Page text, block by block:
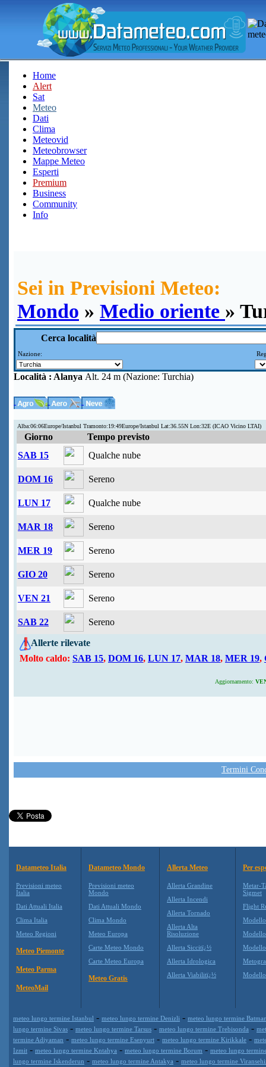
Home
Alert
Sat
Meteo
Dati
Clima
Meteovid
Meteobrowser
Mappe Meteo
Esperti
Premium
Business
Community
Info
Sei in Previsioni Meteo:
Mondo » Medio oriente »
Cerca località
Nazione:
Località : Alanya Alt. 24 m (Nazione: Turchia)
Alba:06:06Europe/Istanbul Tramonto:19:49Europe/Istanbul Lat:36.55N Lon:32E (ICAO Vicino LTAI)
Giorno
Tempo previsto
SAB 15
Qualche nube
DOM 16 Sereno
LUN 17 Qualche nube
MAR 18 Sereno
MER 19 Sereno
GIO 20 Sereno
VEN 21 Sereno
SAB 22 Sereno
Allerte rilevate
Molto caldo: SAB 15, DOM 16, LUN 17, MAR 18, MER 19,
Aggiornamento:
Termini
Datameteo Italia
Previsioni meteo
Italia
Dati Attuali Italia
Clima Italia
Meteo Regioni
Meteo Piemonte
Meteo Parma
MeteoMail
Datameteo Mondo
Previsioni meteo
Mondo
Dati Attuali Mondo
Clima Mondo
Meteo Europa
Carte Meteo Mondo
Carte Meteo Europa
Meteo Gratis
Allerta Meteo
Allerta Grandine
Allerta Incendi
Allerta Tornado
Allerta Alta
Risoluzione
Allerta Siccitï¿½
Allerta Idrologica
Allerta Viabilitï¿½
Per
Metar-
Sigmet
Flight
Modello
meteo lungo termine Istanbul - meteo lungo termine Denizli - meteo lungo termine
lungo termine Sivas - meteo lungo termine Tarsus - meteo lungo termine Trebisonda -
termine Adiyaman - meteo lungo termine Esenyurt - meteo lungo termine Kirikkale -
Izmit - meteo lungo termine Kntahya - meteo lungo termine Borum - meteo lungo
lungo termine Iskenderun - meteo lungo termine Antakya - meteo lungo termine